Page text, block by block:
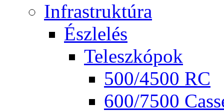
Inf­ra­struk­tú­ra
Ész­le­lés
Te­lesz­kó­pok
500/4500 RC
600/7500